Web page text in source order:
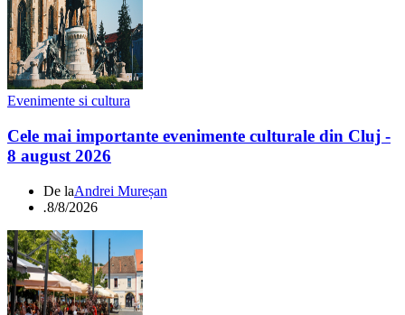
Evenimente si cultura
Cele mai importante evenimente culturale din Cluj -
8 august 2026
De laAndrei Mureșan
.8/8/2026